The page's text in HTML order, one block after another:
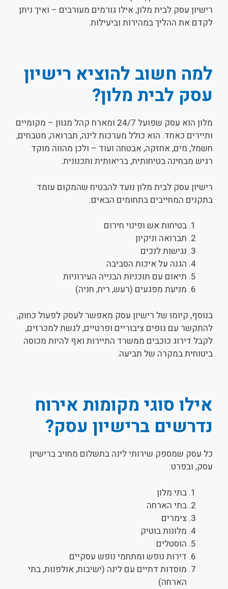
רישיון עסק לבית מלון, אילו גורמים מעורבים – ואיך ניתן
לקדם את ההליך במהירות וביעילות.
למה חשוב להוציא רישיון
עסק לבית מלון?
מלון הוא עסק שפועל 24/7 ומארח קהל מגוון – מקומיים
ותיירים כאחד. הוא כולל מערכות לינה, תברואה, מטבחים,
חשמל, מים, אחזקה, אבטחה ועוד – ולכן מהווה מוקד
רגיש מבחינה בטיחותית, בריאותית ותכנונית.
רישיון עסק לבית מלון נועד להבטיח שהמקום עומד
בתקנים המחייבים בתחומים הבאים:
בטיחות אש ופינוי חירום
תברואה וניקיון
נגישות לנכים
הגנה על איכות הסביבה
תיאום עם תוכניות הבנייה העירוניות
מניעת מפגעים (רעש, ריח, חניה)
בנוסף, קיומו של רישיון עסק מאפשר לעסק לפעול כחוק,
להתקשר עם גופים ציבוריים ופרטיים, לגשת למכרזים,
לקבל דירוג כוכבים ממשרד התיירות ואף להיות מכוסה
ביטוחית במקרה של תביעה.
אילו סוגי מקומות אירוח
נדרשים ברישיון עסק?
כל עסק שמספק שירותי לינה בתשלום מחויב ברישיון
עסק, ובפרט:
בתי מלון
בתי הארחה
צימרים
מלונות בוטיק
הוסטלים
דירות נופש ומתחמי נופש עסקיים
מוסדות דתיים עם לינה (ישיבות, אולפנות, בתי
הארחה)